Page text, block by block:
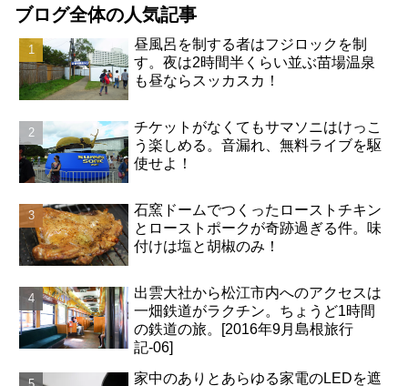
ブログ全体の人気記事
昼風呂を制する者はフジロックを制
す。夜は2時間半くらい並ぶ苗場温泉
も昼ならスッカスカ！
チケットがなくてもサマソニはけっこ
う楽しめる。音漏れ、無料ライブを駆
使せよ！
石窯ドームでつくったローストチキン
とローストポークが奇跡過ぎる件。味
付けは塩と胡椒のみ！
出雲大社から松江市内へのアクセスは
一畑鉄道がラクチン。ちょうど1時間
の鉄道の旅。[2016年9月島根旅行
記-06]
家中のありとあらゆる家電のLEDを遮